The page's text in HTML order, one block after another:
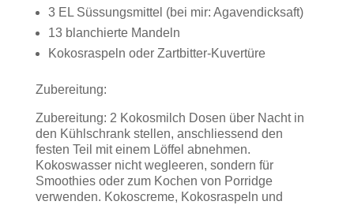
3 EL Süssungsmittel (bei mir: Agavendicksaft)
13 blanchierte Mandeln
Kokosraspeln oder Zartbitter-Kuvertüre
Zubereitung:
Zubereitung: 2 Kokosmilch Dosen über Nacht in
den Kühlschrank stellen, anschliessend den
festen Teil mit einem Löffel abnehmen.
Kokoswasser nicht wegleeren, sondern für
Smoothies oder zum Kochen von Porridge
verwenden. Kokoscreme, Kokosraspeln und